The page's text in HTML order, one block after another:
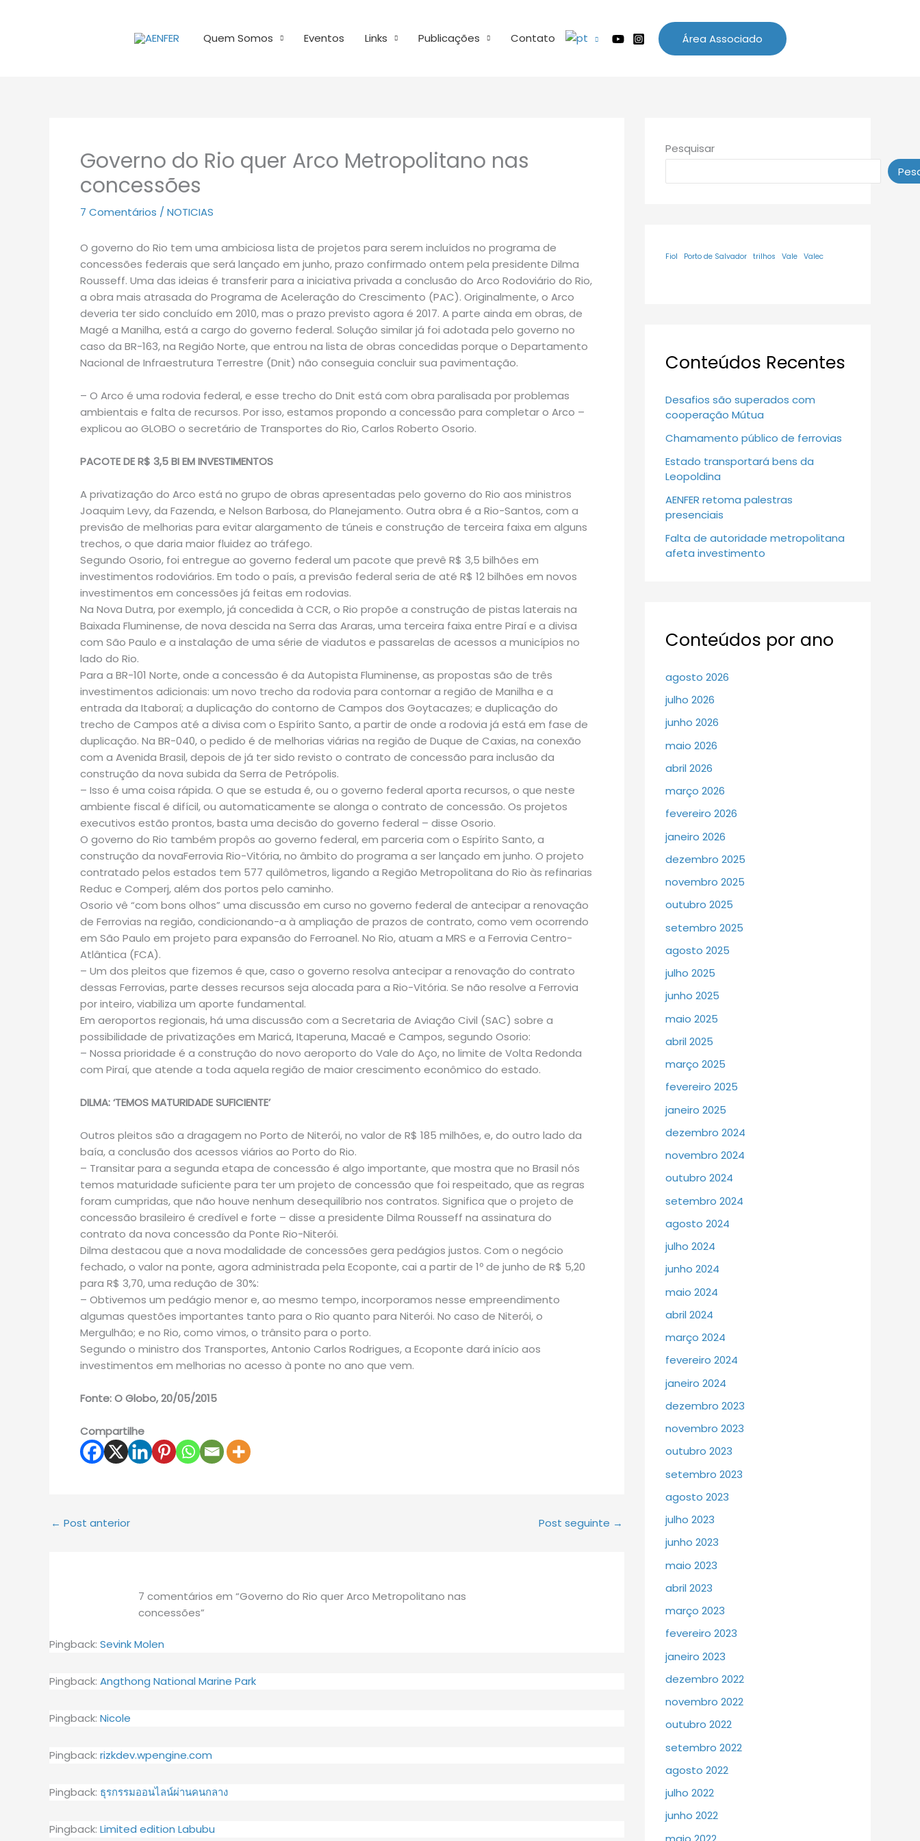
Quem Somos Eventos Links Publicações Contato Área Associado
Governo do Rio quer Arco Metropolitano nas
concessões
7 Comentários / NOTICIAS
O governo do Rio tem uma ambiciosa lista de projetos para serem incluídos no programa de
concessões federais que será lançado em junho, prazo confirmado ontem pela presidente Dilma
Rousseff. Uma das ideias é transferir para a iniciativa privada a conclusão do Arco Rodoviário do Rio,
a obra mais atrasada do Programa de Aceleração do Crescimento (PAC). Originalmente, o Arco
deveria ter sido concluído em 2010, mas o prazo previsto agora é 2017. A parte ainda em obras, de
Magé a Manilha, está a cargo do governo federal. Solução similar já foi adotada pelo governo no
caso da BR-163, na Região Norte, que entrou na lista de obras concedidas porque o Departamento
Nacional de Infraestrutura Terrestre (Dnit) não conseguia concluir sua pavimentação.
– O Arco é uma rodovia federal, e esse trecho do Dnit está com obra paralisada por problemas
ambientais e falta de recursos. Por isso, estamos propondo a concessão para completar o Arco –
explicou ao GLOBO o secretário de Transportes do Rio, Carlos Roberto Osorio.
PACOTE DE R$ 3,5 BI EM INVESTIMENTOS
A privatização do Arco está no grupo de obras apresentadas pelo governo do Rio aos ministros
Joaquim Levy, da Fazenda, e Nelson Barbosa, do Planejamento. Outra obra é a Rio-Santos, com a
previsão de melhorias para evitar alargamento de túneis e construção de terceira faixa em alguns
trechos, o que daria maior fluidez ao tráfego.
Segundo Osorio, foi entregue ao governo federal um pacote que prevê R$ 3,5 bilhões em
investimentos rodoviários. Em todo o país, a previsão federal seria de até R$ 12 bilhões em novos
investimentos em concessões já feitas em rodovias.
Na Nova Dutra, por exemplo, já concedida à CCR, o Rio propõe a construção de pistas laterais na
Baixada Fluminense, de nova descida na Serra das Araras, uma terceira faixa entre Piraí e a divisa
com São Paulo e a instalação de uma série de viadutos e passarelas de acessos a municípios no
lado do Rio.
Para a BR-101 Norte, onde a concessão é da Autopista Fluminense, as propostas são de três
investimentos adicionais: um novo trecho da rodovia para contornar a região de Manilha e a
entrada da Itaboraí; a duplicação do contorno de Campos dos Goytacazes; e duplicação do
trecho de Campos até a divisa com o Espírito Santo, a partir de onde a rodovia já está em fase de
duplicação. Na BR-040, o pedido é de melhorias viárias na região de Duque de Caxias, na conexão
com a Avenida Brasil, depois de já ter sido revisto o contrato de concessão para inclusão da
construção da nova subida da Serra de Petrópolis.
– Isso é uma coisa rápida. O que se estuda é, ou o governo federal aporta recursos, o que neste
ambiente fiscal é difícil, ou automaticamente se alonga o contrato de concessão. Os projetos
executivos estão prontos, basta uma decisão do governo federal – disse Osorio.
O governo do Rio também propôs ao governo federal, em parceria com o Espírito Santo, a
construção da novaFerrovia Rio-Vitória, no âmbito do programa a ser lançado em junho. O projeto
contratado pelos estados tem 577 quilômetros, ligando a Região Metropolitana do Rio às refinarias
Reduc e Comperj, além dos portos pelo caminho.
Osorio vê “com bons olhos” uma discussão em curso no governo federal de antecipar a renovação
de Ferrovias na região, condicionando-a à ampliação de prazos de contrato, como vem ocorrendo
em São Paulo em projeto para expansão do Ferroanel. No Rio, atuam a MRS e a Ferrovia Centro-
Atlântica (FCA).
– Um dos pleitos que fizemos é que, caso o governo resolva antecipar a renovação do contrato
dessas Ferrovias, parte desses recursos seja alocada para a Rio-Vitória. Se não resolve a Ferrovia
por inteiro, viabiliza um aporte fundamental.
Em aeroportos regionais, há uma discussão com a Secretaria de Aviação Civil (SAC) sobre a
possibilidade de privatizações em Maricá, Itaperuna, Macaé e Campos, segundo Osorio:
– Nossa prioridade é a construção do novo aeroporto do Vale do Aço, no limite de Volta Redonda
com Piraí, que atende a toda aquela região de maior crescimento econômico do estado.
DILMA: ‘TEMOS MATURIDADE SUFICIENTE’
Outros pleitos são a dragagem no Porto de Niterói, no valor de R$ 185 milhões, e, do outro lado da
baía, a conclusão dos acessos viários ao Porto do Rio.
– Transitar para a segunda etapa de concessão é algo importante, que mostra que no Brasil nós
temos maturidade suficiente para ter um projeto de concessão que foi respeitado, que as regras
foram cumpridas, que não houve nenhum desequilíbrio nos contratos. Significa que o projeto de
concessão brasileiro é credível e forte – disse a presidente Dilma Rousseff na assinatura do
contrato da nova concessão da Ponte Rio-Niterói.
Dilma destacou que a nova modalidade de concessões gera pedágios justos. Com o negócio
fechado, o valor na ponte, agora administrada pela Ecoponte, cai a partir de 1º de junho de R$ 5,20
para R$ 3,70, uma redução de 30%:
– Obtivemos um pedágio menor e, ao mesmo tempo, incorporamos nesse empreendimento
algumas questões importantes tanto para o Rio quanto para Niterói. No caso de Niterói, o
Mergulhão; e no Rio, como vimos, o trânsito para o porto.
Segundo o ministro dos Transportes, Antonio Carlos Rodrigues, a Ecoponte dará início aos
investimentos em melhorias no acesso à ponte no ano que vem.
Fonte: O Globo, 20/05/2015
Compartilhe
← Post anterior Post seguinte →
7 comentários em “Governo do Rio quer Arco Metropolitano nas
concessões”
Pingback: Sevink Molen
Pingback: Angthong National Marine Park
Pingback: Nicole
Pingback: rizkdev.wpengine.com
Pingback: ธุรกรรมออนไลน์ผ่านคนกลาง
Pingback: Limited edition Labubu
Pesquisar
Fiol Porto de Salvador trilhos Vale Valec
Conteúdos Recentes
Desafios são superados com
cooperação Mútua
Chamamento público de ferrovias
Estado transportará bens da
Leopoldina
AENFER retoma palestras
presenciais
Falta de autoridade metropolitana
afeta investimento
Conteúdos por ano
agosto 2026
julho 2026
junho 2026
maio 2026
abril 2026
março 2026
fevereiro 2026
janeiro 2026
dezembro 2025
novembro 2025
outubro 2025
setembro 2025
agosto 2025
julho 2025
junho 2025
maio 2025
abril 2025
março 2025
fevereiro 2025
janeiro 2025
dezembro 2024
novembro 2024
outubro 2024
setembro 2024
agosto 2024
julho 2024
junho 2024
maio 2024
abril 2024
março 2024
fevereiro 2024
janeiro 2024
dezembro 2023
novembro 2023
outubro 2023
setembro 2023
agosto 2023
julho 2023
junho 2023
maio 2023
abril 2023
março 2023
fevereiro 2023
janeiro 2023
dezembro 2022
novembro 2022
outubro 2022
setembro 2022
agosto 2022
julho 2022
junho 2022